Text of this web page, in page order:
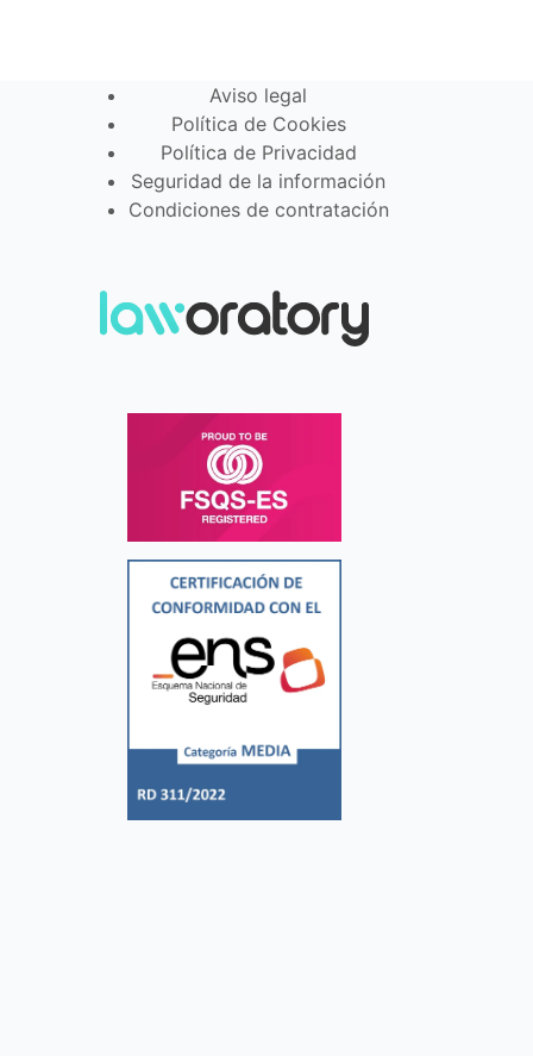
Aviso legal
Política de Cookies
Política de Privacidad
Seguridad de la información
Condiciones de contratación